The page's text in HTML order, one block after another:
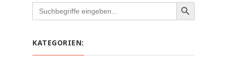
Search
for:
KATEGORIEN: